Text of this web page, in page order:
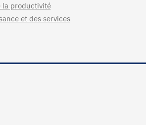
la productivité
et des services